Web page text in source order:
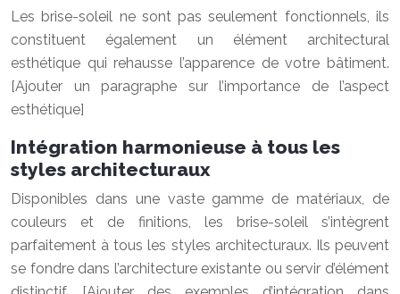
Les brise-soleil ne sont pas seulement fonctionnels, ils
constituent également un élément architectural
esthétique qui rehausse l’apparence de votre bâtiment.
[Ajouter un paragraphe sur l’importance de l’aspect
esthétique]
Intégration harmonieuse à tous les
styles architecturaux
Disponibles dans une vaste gamme de matériaux, de
couleurs et de finitions, les brise-soleil s’intègrent
parfaitement à tous les styles architecturaux. Ils peuvent
se fondre dans l’architecture existante ou servir d’élément